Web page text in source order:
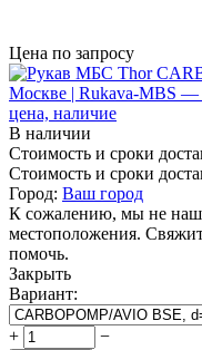
Цена по запросу
В наличии
Стоимость и сроки
Стоимость и сроки
Город: Ваш город
К сожалению, мы не
местоположения.
помочь.
Закрыть
Вариант:
+ −